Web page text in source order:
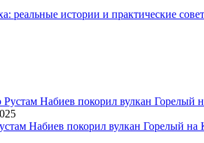
реальные истории и практические
Набиев покорил вулкан Горелый на